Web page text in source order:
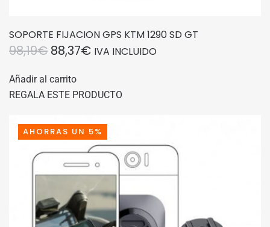
SOPORTE FIJACION GPS KTM 1290 SD GT
98,19€ EL
ORIGINAL
98,19€.
88,37€EL
88,37€.
IVA INCLUIDO
Añadir al carrito
REGALA ESTE PRODUCTO
AHORRAS UN 5%